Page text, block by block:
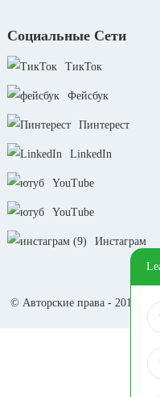
Социальные Сети
ТикТок
Фейсбук
Пинтерест
LinkedIn
YouTube
YouTube
Инстаграм
© Авторские права - 2010-